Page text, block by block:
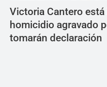
Victoria Cantero
homicidio agravado
tomarán declaración